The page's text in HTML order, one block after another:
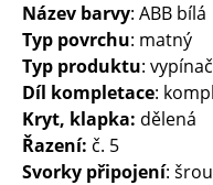
Název barvy: ABB bílá
Typ povrchu: matný
Typ produktu: vypínač
Díl kompletace:
Kryt, klapka: dělená
Řazení: č. 5
Svorky připojení: